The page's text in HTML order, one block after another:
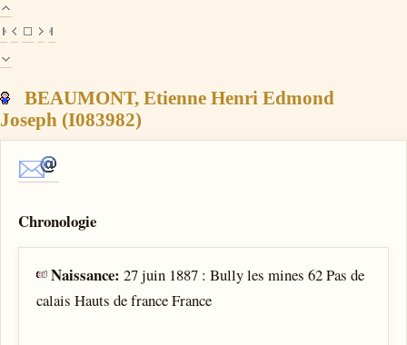
BEAUMONT, Etienne Henri Edmond
Joseph (I083982)
Chronologie
Naissance:27 juin 1887 : Bully les mines 62 Pas de
calais Hauts de france France